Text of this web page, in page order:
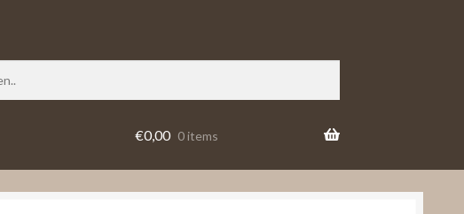
€0,00 0 items